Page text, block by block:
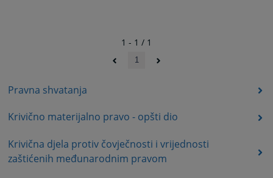
Pravna shvatanja
Krivično materijalno pravo - opšti dio
Krivična djela protiv čovječnosti i vrijednosti
zaštićenih međunarodnim pravom
1 - 1 / 1
1